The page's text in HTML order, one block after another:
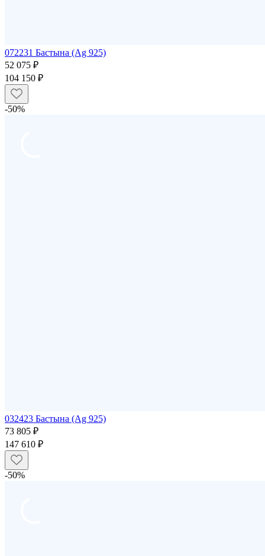
072231 Бастына (Ag 925)
52 075 ₽
104 150 ₽
-50%
032423 Бастына (Ag 925)
73 805 ₽
147 610 ₽
-50%